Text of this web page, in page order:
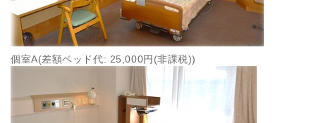
個室A(差額ベッド代: 25,000円(非課税))